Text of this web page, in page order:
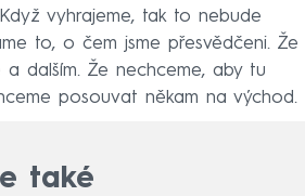
vyhrajeme, tak to nebude
to, o čem jsme přesvědčeni. Že
a dalším. Že nechceme, aby tu
posouvat někam na východ.
také